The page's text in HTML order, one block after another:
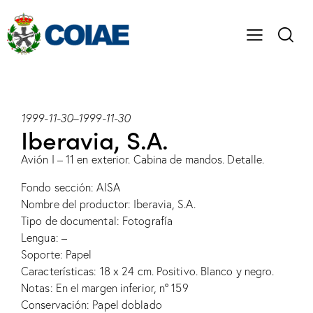
1999-11-30–1999-11-30
Iberavia, S.A.
Avión I – 11 en exterior. Cabina de mandos. Detalle.
Fondo sección: AISA
Nombre del productor: Iberavia, S.A.
Tipo de documental: Fotografía
Lengua: –
Soporte: Papel
Características: 18 x 24 cm. Positivo. Blanco y negro.
Notas: En el margen inferior, nº 159
Conservación: Papel doblado